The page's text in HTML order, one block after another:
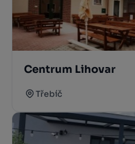
Centrum Lihovar
Třebíč